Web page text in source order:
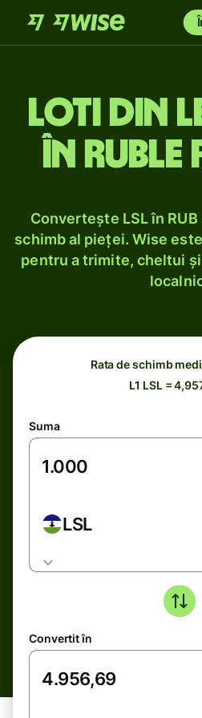
Loti din
în ruble
Convertește LSL în
schimb al pieței. Wise
pentru a trimite, cheltui
Rata de schimb
L1 LSL =
Suma
LSL
Convertit în